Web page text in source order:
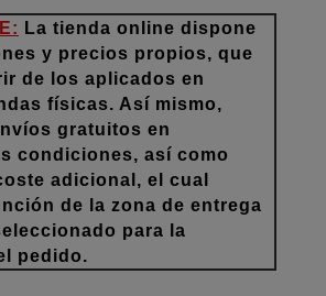
La tienda online dispone
y precios propios, que
de los aplicados en
físicas. Así mismo,
gratuitos en
condiciones, así como
adicional, el cual
de la zona de entrega
para la
pedido.